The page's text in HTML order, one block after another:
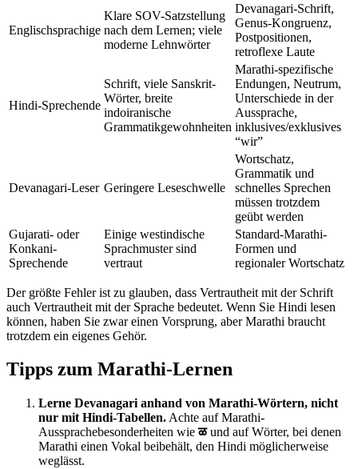
Englischsprachige
Klare SOV-Satzstellung
nach dem Lernen; viele
moderne Lehnwörter
Devanagari-Schrift,
Genus-Kongruenz,
Postpositionen,
retroflexe Laute
Hindi-Sprechende
Schrift, viele Sanskrit-
Wörter, breite
indoiranische
Grammatikgewohnheiten
Marathi-spezifische
Endungen, Neutrum,
Unterschiede in der
Aussprache,
inklusives/exklusives
“wir”
Devanagari-Leser Geringere Leseschwelle
Wortschatz,
Grammatik und
schnelles Sprechen
müssen trotzdem
geübt werden
Gujarati- oder
Konkani-
Sprechende
Einige westindische
Sprachmuster sind
vertraut
Standard-Marathi-
Formen und
regionaler Wortschatz
Der größte Fehler ist zu glauben, dass Vertrautheit mit der Schrift
auch Vertrautheit mit der Sprache bedeutet. Wenn Sie Hindi lesen
können, haben Sie zwar einen Vorsprung, aber Marathi braucht
trotzdem ein eigenes Gehör.
Tipps zum Marathi-Lernen
Lerne Devanagari anhand von Marathi-Wörtern, nicht
nur mit Hindi-Tabellen. Achte auf Marathi-
Aussprachebesonderheiten wieळund auf Wörter, bei denen
Marathi einen Vokal beibehält, den Hindi möglicherweise
weglässt.